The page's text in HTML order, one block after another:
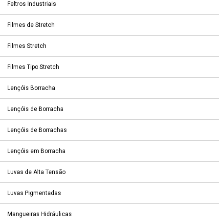
Feltros Industriais
Filmes de Stretch
Filmes Stretch
Filmes Tipo Stretch
Lençóis Borracha
Lençóis de Borracha
Lençóis de Borrachas
Lençóis em Borracha
Luvas de Alta Tensão
Luvas Pigmentadas
Mangueiras Hidráulicas